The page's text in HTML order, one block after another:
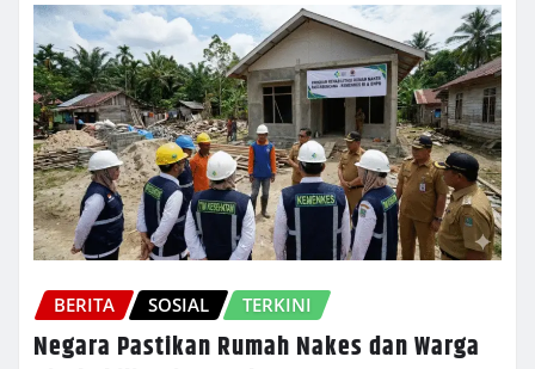
BERITA SOSIAL TERKINI
Negara Pastikan Rumah Nakes dan Warga